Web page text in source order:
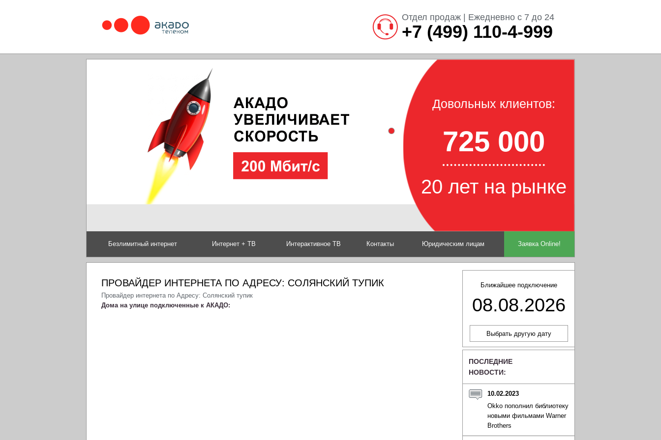
Отдел продаж | Ежедневно с 7 до 24
+7 (499) 110-4-999
Довольных клиентов:
725 000
20 лет на рынке
Безлимитный интернет Интернет + ТВ Интерактивное ТВ Контакты Юридическим лицам Заявка Online!
Ближайшее подключение
08.08.2026
ПОСЛЕДНИЕ
НОВОСТИ:
10.02.2023
Okko пополнил библиотеку
новыми фильмами Warner
Brothers
ПРОВАЙДЕР ИНТЕРНЕТА ПО АДРЕСУ: СОЛЯНСКИЙ ТУПИК
Провайдер интернета по Адресу: Солянский тупик
Дома на улице подключенные к АКАДО: